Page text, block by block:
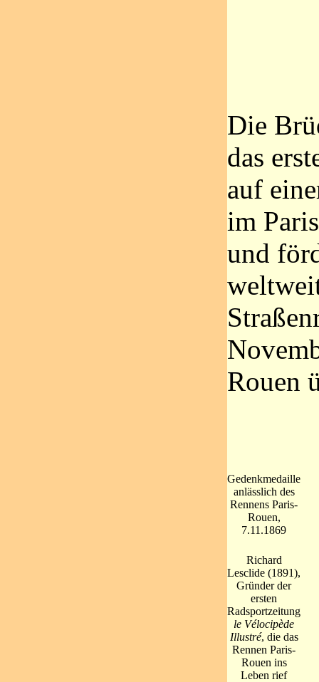
Die
das
auf
im
und
Rouen
Gedenkmedaille
anlässlich des
Rennens Paris-
Rouen,
7.11.1869
Richard
Lesclide (1891),
Gründer der
ersten
Radsportzeitung
le Vélocipède
Illustré, die das
Rennen Paris-
Rouen ins
Leben rief